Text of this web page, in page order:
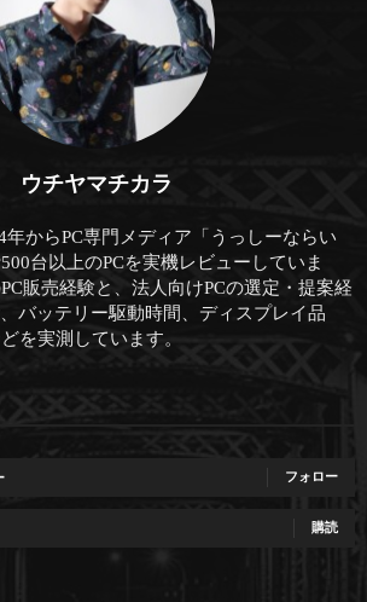
ウチヤマチカラ
年からPC専門メディア「うっしーならい
台以上のPCを実機レビューしていま
販売経験と、法人向けPCの選定・提案経
バッテリー駆動時間、ディスプレイ品
を実測しています。
フォロー
購読